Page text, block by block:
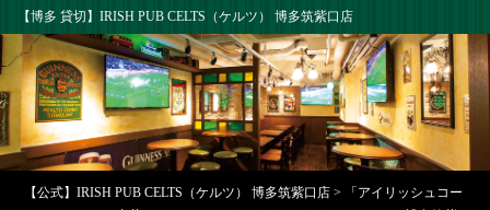
【博多 貸切】IRISH PUB CELTS（ケルツ） 博多筑紫口店
【公式】IRISH PUB CELTS（ケルツ） 博多筑紫口店 >
「アイリッシュコー